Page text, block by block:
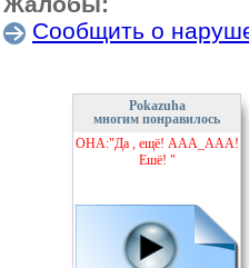
Сообщить о
Pokazuha
многим понравилось
ОНА:"Да , ещё! ААА_ААА!
Ешё! "